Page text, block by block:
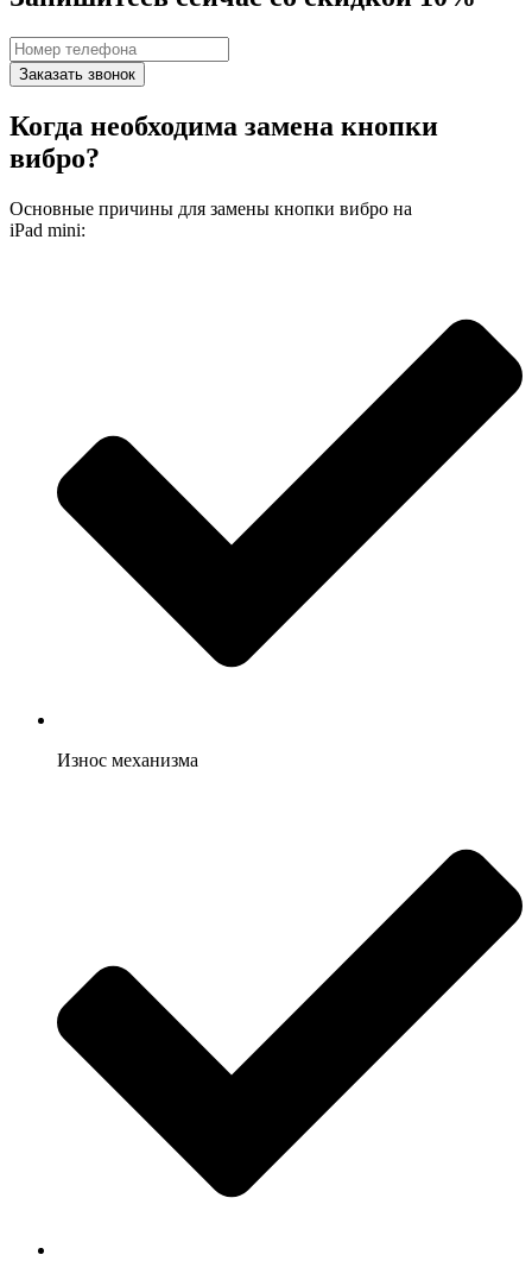
Заказать звонок
Когда необходима замена кнопки
вибро?
Основные причины для замены кнопки вибро на
iPad mini:
Износ механизма